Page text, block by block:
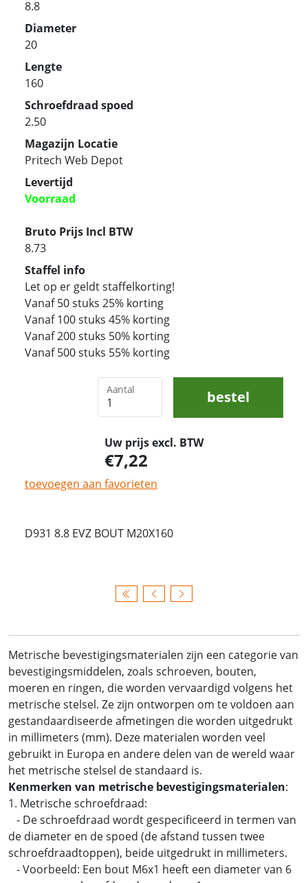
8.8
Diameter
20
Lengte
160
Schroefdraad spoed
2.50
Magazijn Locatie
Pritech Web Depot
Levertijd
Voorraad
Bruto Prijs Incl BTW
8.73
Staffel info
Let op er geldt staffelkorting!
Vanaf 50 stuks 25% korting
Vanaf 100 stuks 45% korting
Vanaf 200 stuks 50% korting
Vanaf 500 stuks 55% korting
Aantal bestel
Uw prijs excl. BTW
7,22
toevoegen aan favorieten
D931 8.8 EVZ BOUT M20X160
Metrische bevestigingsmaterialen zijn een categorie van
bevestigingsmiddelen, zoals schroeven, bouten,
moeren en ringen, die worden vervaardigd volgens het
metrische stelsel. Ze zijn ontworpen om te voldoen aan
gestandaardiseerde afmetingen die worden uitgedrukt
in millimeters (mm). Deze materialen worden veel
gebruikt in Europa en andere delen van de wereld waar
het metrische stelsel de standaard is.
Kenmerken van metrische bevestigingsmaterialen:
1. Metrische schroefdraad:
- De schroefdraad wordt gespecificeerd in termen van
de diameter en de spoed (de afstand tussen twee
schroefdraadtoppen), beide uitgedrukt in millimeters.
- Voorbeeld: Een bout M6x1 heeft een diameter van 6